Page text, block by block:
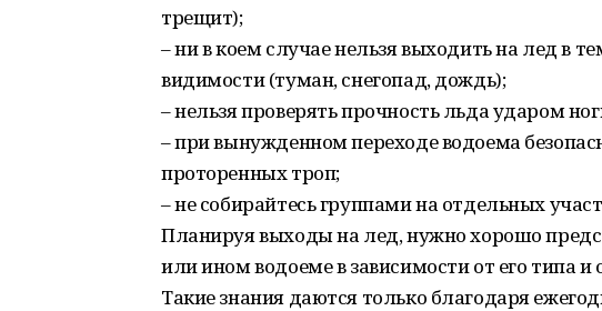
трещит);
– ни в коем случае нельзя выходить на лед в
видимости (туман, снегопад, дождь);
– нельзя проверять прочность льда ударом
– при вынужденном переходе водоема
проторенных троп;
– не собирайтесь группами на отдельных
Планируя выходы на лед, нужно хорошо
или ином водоеме в зависимости от его типа
Такие знания даются только благодаря